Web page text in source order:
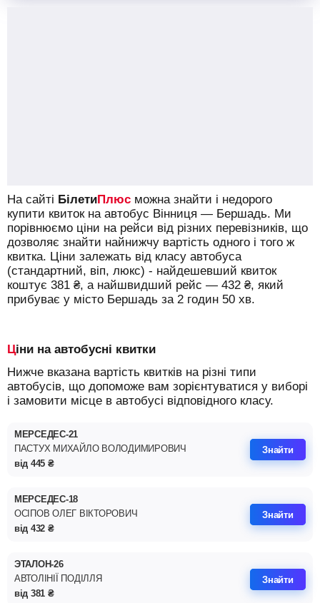
На сайті БілетиПлюс можна знайти і недорого
купити квиток на автобус Вінниця — Бершадь. Ми
порівнюємо ціни на рейси від різних перевізників, що
дозволяє знайти найнижчу вартість одного і того ж
квитка. Ціни залежать від класу автобуса
(стандартний, віп, люкс) - найдешевший квиток
коштує 381 ₴, а найшвидший рейс — 432 ₴, який
прибуває у місто Бершадь за 2 годин 50 хв.
Ціни на автобусні квитки
Нижче вказана вартість квитків на різні типи
автобусів, що допоможе вам зорієнтуватися у виборі
і замовити місце в автобусі відповідного класу.
МЕРСЕДЕС-21
ПАСТУХ МИХАЙЛО ВОЛОДИМИРОВИЧ
від 445 ₴
Знайти
МЕРСЕДЕС-18
ОСІПОВ ОЛЕГ ВІКТОРОВИЧ
від 432 ₴
Знайти
ЭТАЛОН-26
АВТОЛІНІЇ ПОДІЛЛЯ
від 381 ₴
Знайти